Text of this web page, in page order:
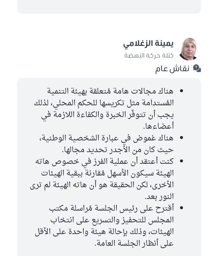
يمينة الزغلامي
كتلة حركة النهضة
نقاش عام
هناك مجالات هامة مُتعلقة بهيئة التنمية
المُستدامة مثل تكريسها للحكم المحلي، لذلك
يجب أن تتوفّر الخبرة والكفاءة اللازمة في
أعضاءها.
هناك غموض في عبارة الشخصية الوطنية،
حيث كان من الأجدر تحديد مجالها.
كنت أعتقد أن عملية الفرز في خصوص هاته
الهيئة سيكون الأسهل مُقارنة ببقية الهيئات
الأخرى، لكن الحقيقة هو أن هاته الهيئة لم ترى
النور بعد.
أقترح على رئيس الجلسة مُراسلة مكتب
المجلس للتحفيز والتسريع على انتخاب
الهيئات، وذلك بإحالة هيئة واحدة على الأقل
على أنظار الجلسة العامة.